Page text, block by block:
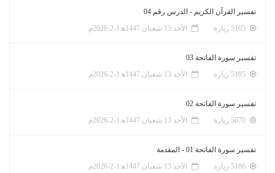
تفسير القرآن الكريم - الدرس رقم 04
الأحد 13 شعبان 1447ﻫ 1-2-2026م
تفسير سورة الفاتحة 03
الأحد 13 شعبان 1447ﻫ 1-2-2026م
تفسير سورة الفاتحة 02
الأحد 13 شعبان 1447ﻫ 1-2-2026م
تفسير سورة الفاتحة 01 - المقدمة
الأحد 13 شعبان 1447ﻫ 1-2-2026م